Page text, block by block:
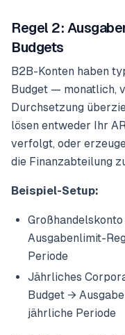
Regel 2:
Budgets
B2B-Konten haben
Budget — monatlich,
Durchsetzung
lösen entweder Ihr
verfolgt, oder
die Finanzabteilung
Beispiel-Setup:
Ausgabenlimit-
Periode
Jährliches
Budget →
jährliche Periode